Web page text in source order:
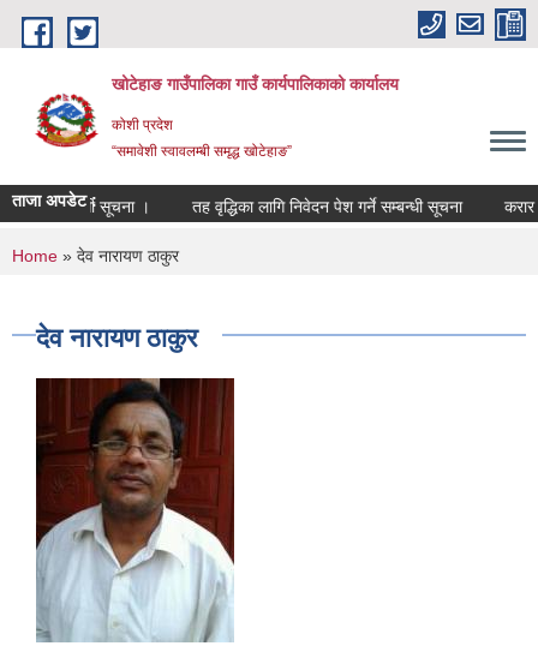
Skip to main content
खोटेहाङ गाउँपालिका गाउँ कार्यपालिकाको कार्यालय
कोशी प्रदेश
“समावेशी स्वावलम्बी समृद्ध खोटेहाङ”
ताजा अपडेट :
हुने सम्बन्धी सूचना । तह वृद्धिका लागि निवेदन पेश गर्ने सम्बन्धी सूचना करार
You are here
Home » देव नारायण ठाकुर
देव नारायण ठाकुर